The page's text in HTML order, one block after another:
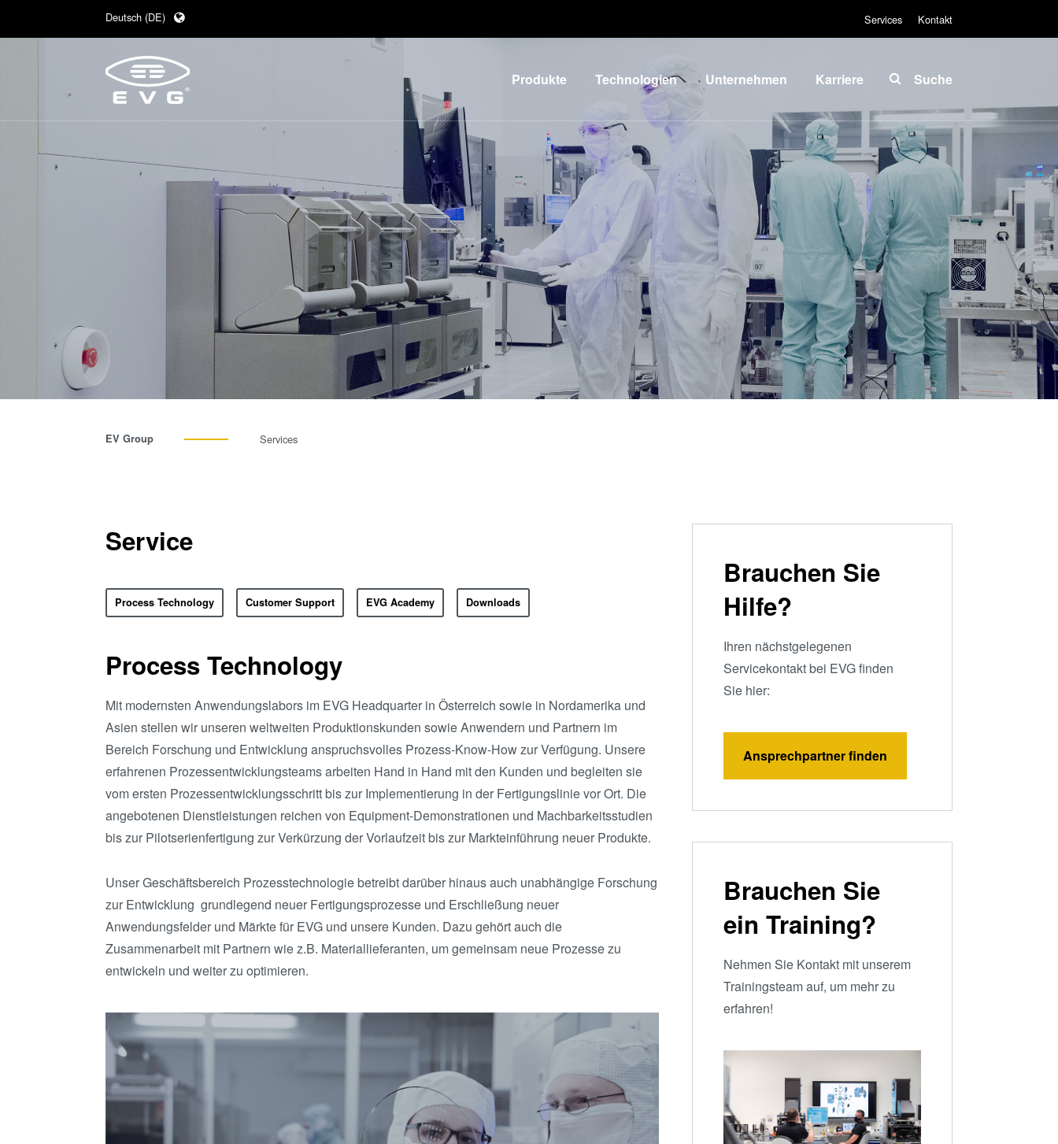
Deutsch (DE)
日本語 (JA)
Services Kontakt
Produkte
Lithographie
Nanopräge-
Lithographie
Bonding
Metrologie
Dienstleistungen
Prozessentwicklung
Technologien
IR LayerRelease™
Technology
MLE™ - Maskless
Exposure
Technologie
Nanopräge-
Lithographie (NIL) -
SmartNIL®
Wafer-Level Optics
Optische
Lithographie
Fusionsbonden
Die-to-Wafer Fusion
and Hybrid Bonding
ComBond®
Technologie
Metrologie
Unternehmen
Über EVG
Globale
Präsenz
News und
Presse
Events
Lieferanten
und
Partner
Karriere
INSIDER-Jobs
Arbeitsbereiche
INSIDER-
Benefits
INSIDER
Wie werde ich
INSIDER?
Infos für
Schulen,
Schüler und
Suche
EV Group Services
Service
Process Technology Customer Support EVG Academy Downloads
Process Technology
Mit modernsten Anwendungslabors im EVG Headquarter in Österreich sowie in Nordamerika und
Asien stellen wir unseren weltweiten Produktionskunden sowie Anwendern und Partnern im
Bereich Forschung und Entwicklung anspruchsvolles Prozess-Know-How zur Verfügung. Unsere
erfahrenen Prozessentwicklungsteams arbeiten Hand in Hand mit den Kunden und begleiten sie
vom ersten Prozessentwicklungsschritt bis zur Implementierung in der Fertigungslinie vor Ort. Die
angebotenen Dienstleistungen reichen von Equipment-Demonstrationen und Machbarkeitsstudien
bis zur Pilotserienfertigung zur Verkürzung der Vorlaufzeit bis zur Markteinführung neuer Produkte.
Unser Geschäftsbereich Prozesstechnologie betreibt darüber hinaus auch unabhängige Forschung
zur Entwicklung grundlegend neuer Fertigungsprozesse und Erschließung neuer
Anwendungsfelder und Märkte für EVG und unsere Kunden. Dazu gehört auch die
Zusammenarbeit mit Partnern wie z.B. Materiallieferanten, um gemeinsam neue Prozesse zu
entwickeln und weiter zu optimieren.
Brauchen Sie
Hilfe?
Ihren nächstgelegenen
Servicekontakt bei EVG finden
Sie hier:
Ansprechpartner finden
Brauchen Sie
ein Training?
Nehmen Sie Kontakt mit unserem
Trainingsteam auf, um mehr zu
erfahren!